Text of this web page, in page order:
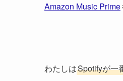
Amazon Music Prime
わたしはSpotifyが一